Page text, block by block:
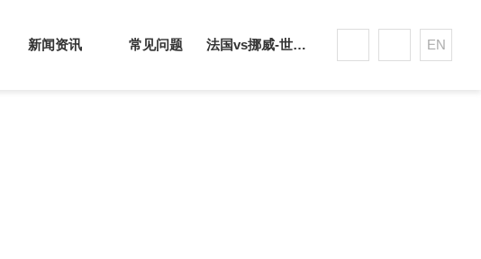
新闻资讯 常见问题 法国vs挪威-世界杯赛事平台 EN